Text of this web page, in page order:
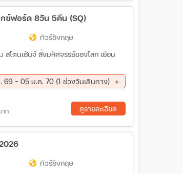
ซ์ฟอร์ด 8วัน 5คืน (SQ)
ทัวร์อังกฤษ
โตนเฮ้นจ์ สิ่งมหัศจรรย์ของโลก เยือน
69 - 05 ม.ค. 70 (1 ช่วงวันเดินทาง)
าท ดูรายละเอียด
ทัวร์อังกฤษ